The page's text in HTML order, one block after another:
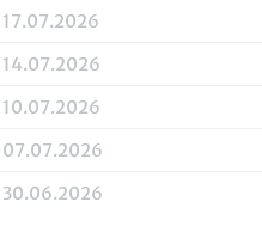
17.07.2026
14.07.2026
10.07.2026
07.07.2026
30.06.2026